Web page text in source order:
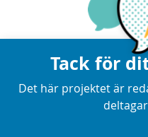
Tack för
Det här projektet är